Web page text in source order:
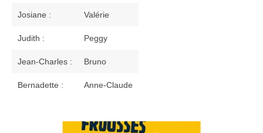
Galerie
Le livre d’or
Livre d’or
Réservations
Josiane : Valérie
Judith : Peggy
Jean-Charles : Bruno
Bernadette : Anne-Claude